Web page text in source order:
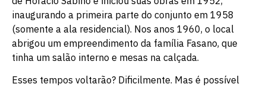
inaugurando a primeira parte do conjunto em 1958
(somente a ala residencial). Nos anos 1960, o local
abrigou um empreendimento da família Fasano, que
tinha um salão interno e mesas na calçada.
Esses tempos voltarão? Dificilmente. Mas é possível